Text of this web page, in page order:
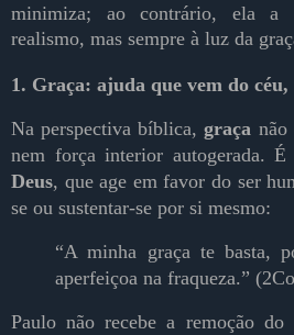
minimiza; ao contrário, ela a
realismo, mas sempre à luz da
1. Graça: ajuda que vem do
Na perspectiva bíblica,graça não
nem força interior autogerada. É
Deus, que age em favor do ser
se ou sustentar-se por si mesmo:
“A minha graça te basta,
aperfeiçoa na fraqueza.”
Paulo não recebe a remoção do